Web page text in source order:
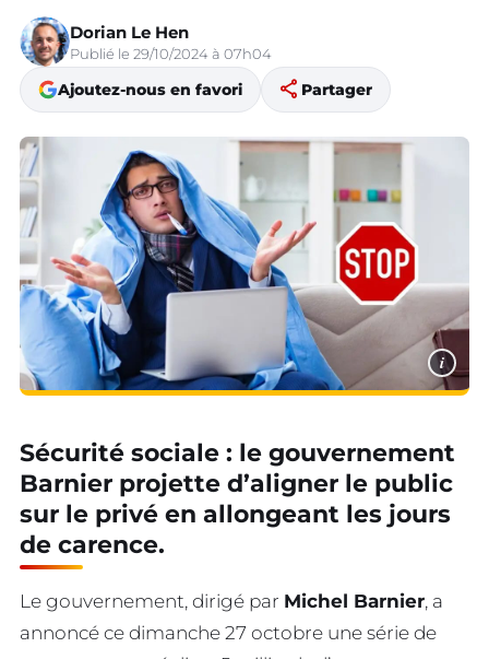
Dorian Le Hen
Publié le 29/10/2024 à 07h04
Ajoutez-nous en favori share Partager
i
Sécurité sociale : le gouvernement
Barnier projette d’aligner le public
sur le privé en allongeant les jours
de carence.
Le gouvernement, dirigé par Michel Barnier, a
annoncé ce dimanche 27 octobre une série de